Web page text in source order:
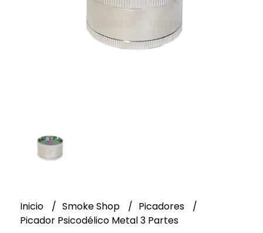
Inicio Smoke Shop
Picadores
Picador Psicodélico Metal 3 Partes